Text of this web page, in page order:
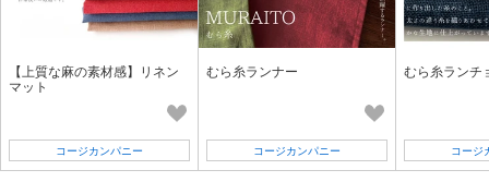
【上質な麻の素材感】リネン
マット
コージカンパニー
むら糸ランナー
コージカンパニー
むら糸ランチ
コージ